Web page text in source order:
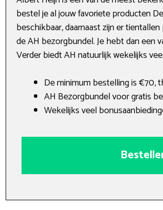
bestel je al jouw favoriete producten
beschikbaar, daarnaast zijn er
de AH bezorgbundel. Je hebt dan een
Verder biedt AH natuurlijk wekelijks
De minimum bestelling is €70,
AH Bezorgbundel voor gratis
Wekelijks veel